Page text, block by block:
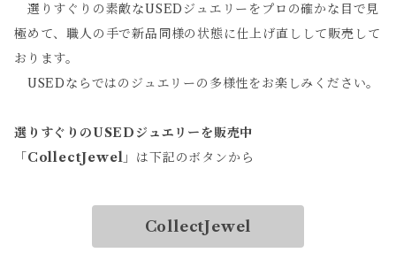
選りすぐりの素敵なUSEDジュエリーをプロの確かな目で見
極めて、職人の手で新品同様の状態に仕上げ直しして販売して
おります。
USEDならではのジュエリーの多様性をお楽しみください。
選りすぐりのUSEDジュエリーを販売中
「 CollectJewel 」は下記のボタンから
CollectJewel